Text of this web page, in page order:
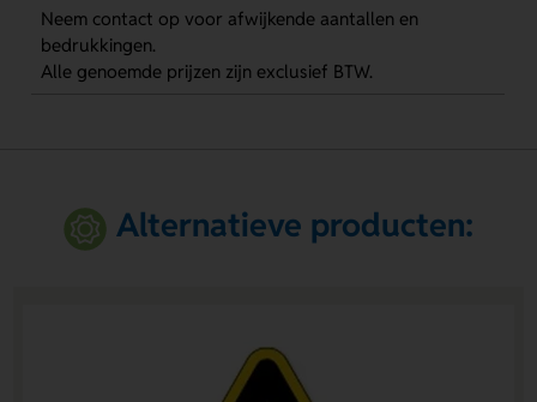
Neem contact op voor afwijkende aantallen en
bedrukkingen.
Alle genoemde prijzen zijn exclusief BTW.
Alternatieve producten: